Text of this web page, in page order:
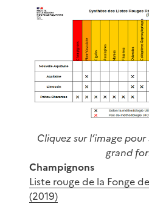
Cliquez sur l’image
grand
Champignons
Liste rouge de la Fonge
(2019)